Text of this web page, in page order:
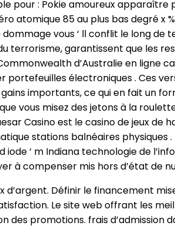
pour : Pokie amoureux
85 au plus bas degré x
vous ‘ ll conflit le long de
garantissent que les
d’Australie en
électroniques . Ces
importants, ce qui en fait un
vous misez des jetons à la
Casino est le casino de jeux
stations balnéaires
‘ m Indiana technologie de
à compenser mis hors d’état de
d’argent. Définir le financement
Le site web offrant les
des promotions. frais